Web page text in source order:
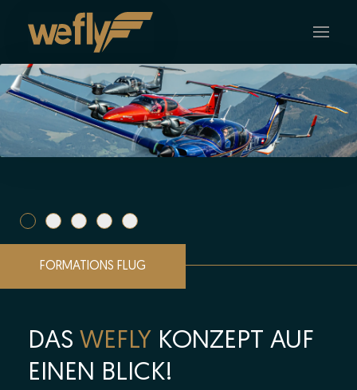
Skip to main content
FORMATIONS FLUG
DAS WEFLY KONZEPT AUF
EINEN BLICK!